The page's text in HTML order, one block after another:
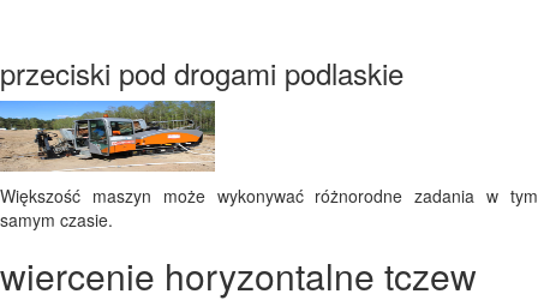
przeciski pod drogami podlaskie
Większość maszyn może wykonywać różnorodne zadania w tym
samym czasie.
wiercenie horyzontalne tczew